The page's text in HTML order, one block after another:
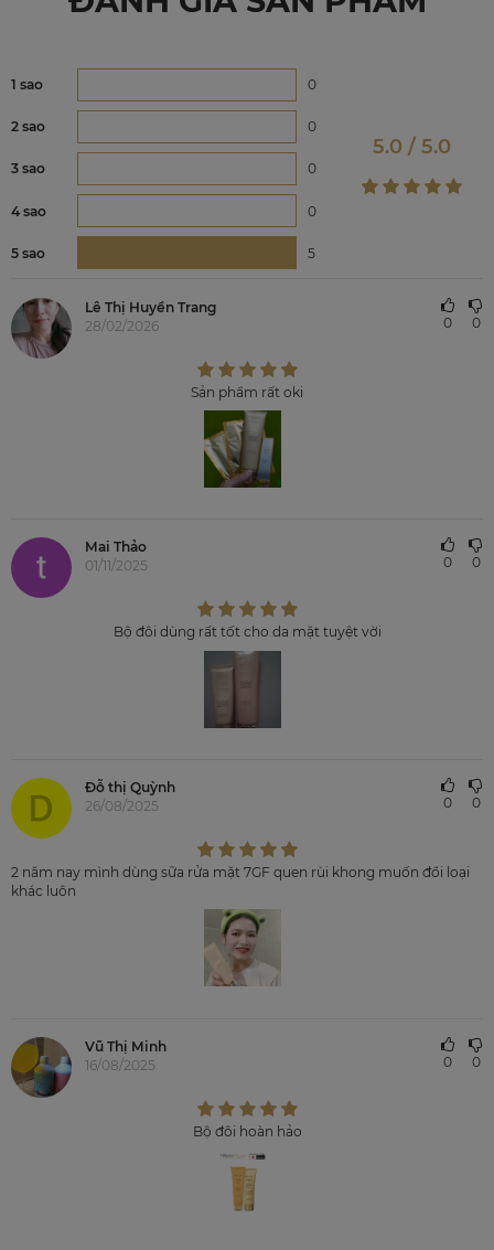
1 sao 0
2 sao 0
3 sao 0
4 sao 0
5 sao 5
5.0 / 5.0
Lê Thị Huyền Trang
28/02/2026
Sản phẩm rất oki
0 0
Mai Thảo
01/11/2025
Bộ đôi dùng rất tốt cho da mặt tuyệt vời
0 0
Đỗ thị Quỳnh
26/08/2025
2 năm nay mình dùng sữa rửa mặt 7GF quen rùi khong muốn đổi loại
khác luôn
0 0
Vũ Thị Minh
16/08/2025
Bộ đôi hoàn hảo
0 0